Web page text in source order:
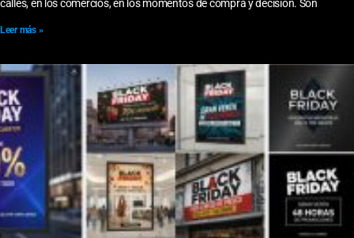
calles, en los comercios, en los momentos de compra y decisión. Son
Leer más »